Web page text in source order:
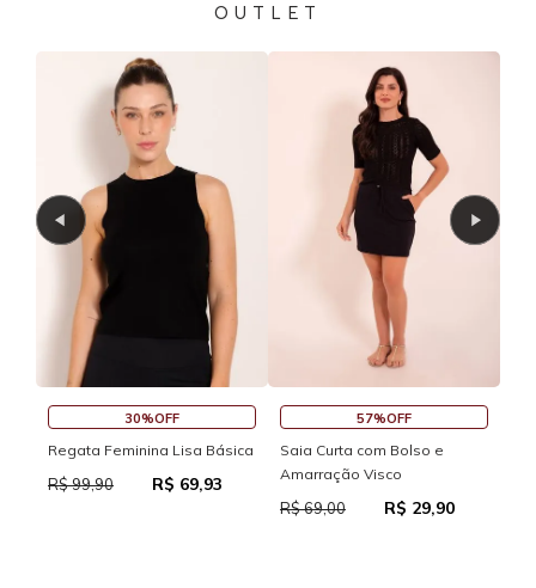
OUTLET
30%OFF
Regata Feminina Lisa Básica
R$ 99,90 R$ 69,93
57%OFF
Saia Curta com Bolso e
Amarração Visco
R$ 69,00 R$ 29,90